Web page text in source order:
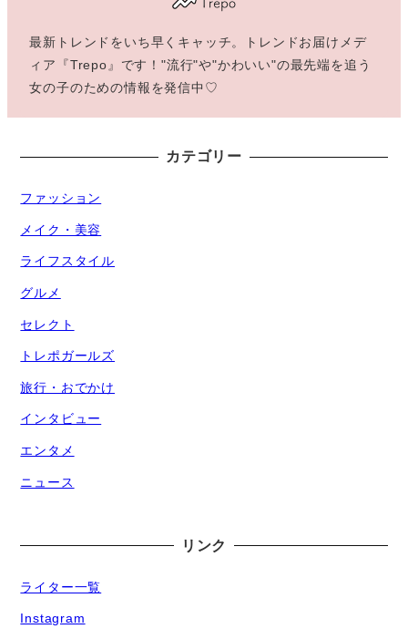
最新トレンドをいち早くキャッチ。トレンドお届けメデ
ィア『Trepo』です！"流行"や"かわいい"の最先端を追う
女の子のための情報を発信中♡
カテゴリー
ファッション
メイク・美容
ライフスタイル
グルメ
セレクト
トレポガールズ
旅行・おでかけ
インタビュー
エンタメ
ニュース
リンク
ライター一覧
Instagram